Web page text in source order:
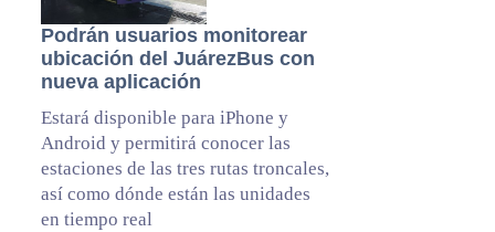
Podrán usuarios monitorear
ubicación del JuárezBus con
nueva aplicación
Estará disponible para iPhone y
Android y permitirá conocer las
estaciones de las tres rutas troncales,
así como dónde están las unidades
en tiempo real